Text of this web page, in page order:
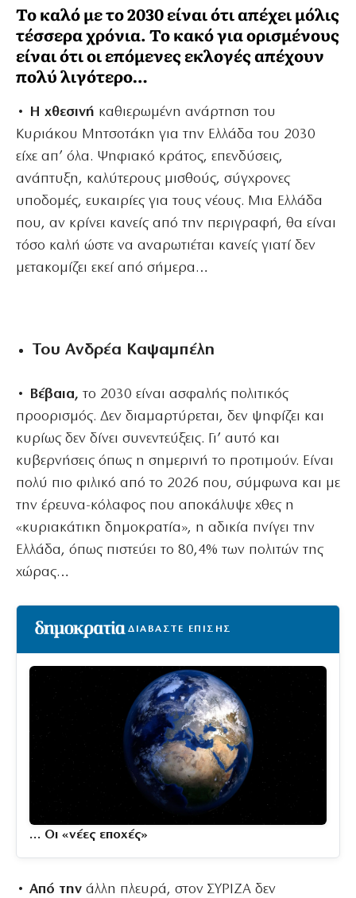
Το καλό με το 2030 είναι ότι απέχει μόλις
τέσσερα χρόνια. Το κακό για ορισμένους
είναι ότι οι επόμενες εκλογές απέχουν
πολύ λιγότερο…
• Η χθεσινή καθιερωμένη ανάρτηση του
Κυριάκου Μητσοτάκη για την Ελλάδα του 2030
είχε απ’ όλα. Ψηφιακό κράτος, επενδύσεις,
ανάπτυξη, καλύτερους μισθούς, σύγχρονες
υποδομές, ευκαιρίες για τους νέους. Μια Ελλάδα
που, αν κρίνει κανείς από την περιγραφή, θα είναι
τόσο καλή ώστε να αναρωτιέται κανείς γιατί δεν
μετακομίζει εκεί από σήμερα…
Του Ανδρέα Καψαμπέλη
• Βέβαια, το 2030 είναι ασφαλής πολιτικός
προορισμός. Δεν διαμαρτύρεται, δεν ψηφίζει και
κυρίως δεν δίνει συνεντεύξεις. Γι’ αυτό και
κυβερνήσεις όπως η σημερινή το προτιμούν. Είναι
πολύ πιο φιλικό από το 2026 που, σύμφωνα και με
την έρευνα-κόλαφος που αποκάλυψε χθες η
«κυριακάτικη δημοκρατία», η αδικία πνίγει την
Ελλάδα, όπως πιστεύει το 80,4% των πολιτών της
χώρας…
ΔΙΑΒΑΣΤΕ ΕΠΙΣΗΣ
… Οι «νέες εποχές»
• Από την άλλη πλευρά, στον ΣΥΡΙΖΑ δεν